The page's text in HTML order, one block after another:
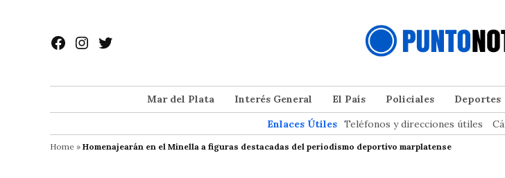
contenido
Facebook
Instagram
Twitter
Mar del Plata Interés General El País Policiales Deportes
Enlaces Útiles Teléfonos y direcciones útiles
Home » Homenajearán en el Minella a figuras destacadas del periodismo deportivo marplatense